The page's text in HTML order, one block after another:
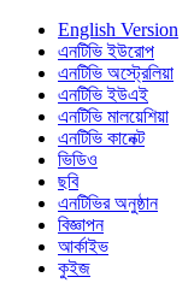
English Version
এনটিভি ইউরোপ
এনটিভি অস্ট্রেলিয়া
এনটিভি ইউএই
এনটিভি মালয়েশিয়া
এনটিভি কানেক্ট
ভিডিও
ছবি
এনটিভির অনুষ্ঠান
বিজ্ঞাপন
আর্কাইভ
কুইজ